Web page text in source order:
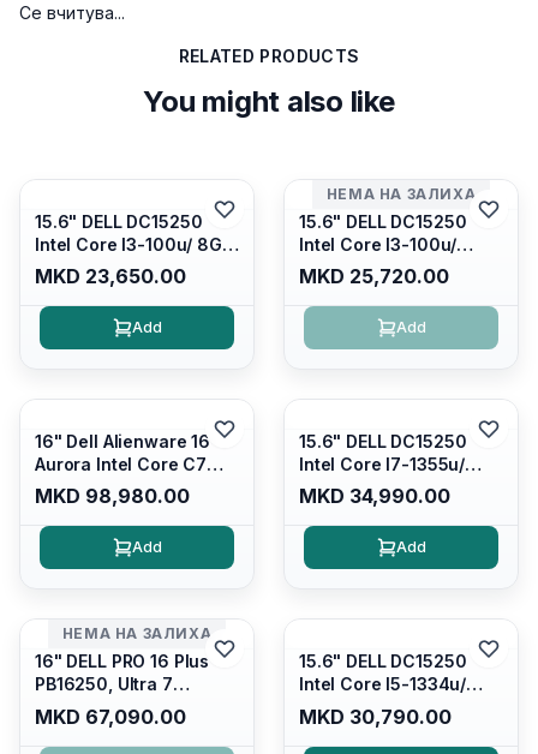
Се вчитува...
RELATED PRODUCTS
You might also like
15.6" DELL DC15250
Intel Core I3-100u/ 8GB
DDR4/ 512GB SSD M.2/
Iris Xe Graphics/ 120Hz
Anti-glare LED Display/
Backlit Kb/ Platinum
MKD 23,650.00
Add
НЕМА НА ЗАЛИХА
15.6" DELL DC15250
Intel Core I3-100u/
16GB DDR4/ 512GB SSD
M.2/ Iris Xe Graphics/
120Hz Anti-glare LED
Display/ Backlit Kb/
MKD 25,720.00
Add
16" Dell Alienware 16
Aurora Intel Core C7
240H /16GB RAM DDR5
5600mhz/ 1TB SSD M.2
Nvme/rtx4050 6GB/
Wqxga(2560x1600)
Win 11 Home/
MKD 98,980.00
Add
15.6" DELL DC15250
Intel Core I7-1355u/
16GB DDR4 / 512GB SSD
M.2 2230/ Intel UHD
Graphics/ 120Hz Anti-
glare FULLHD LED
MKD 34,990.00
Add
НЕМА НА ЗАЛИХА
16" DELL PRO 16 Plus
PB16250, Ultra 7
265U/16GB RAM (1x
16GB) 5600 Mhz DDR5/
MKD 67,090.00
15.6" DELL DC15250
Intel Core I5-1334u/
16GB DDR4 (1x16gb
2666mhz)/ 512GB SSD
MKD 30,790.00